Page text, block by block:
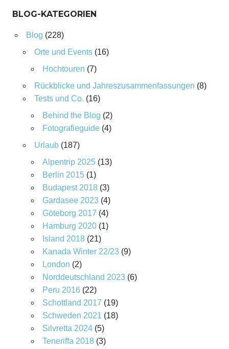
BLOG-KATEGORIEN
Blog (228)
Orte und Events(16)
Hochtouren (7)
Rückblicke und Jahreszusammenfassungen (8)
Tests und Co. (16)
Behind the Blog (2)
Fotografieguide(4)
Urlaub(187)
Alpentrip 2025(13)
Berlin 2015(1)
Budapest 2018(3)
Gardasee 2023(4)
Göteborg 2017 (4)
Hamburg 2020(1)
Island 2018(21)
Kanada Winter 22/23(9)
London (2)
Norddeutschland 2023(6)
Peru 2016(22)
Schottland 2017 (19)
Schweden 2021 (18)
Silvretta 2024(5)
Teneriffa 2018(3)